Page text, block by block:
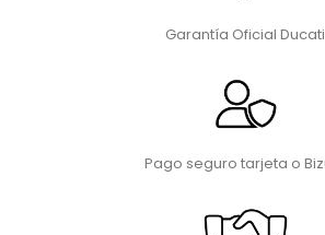
Garantía Oficial Ducati
Pago seguro tarjeta o